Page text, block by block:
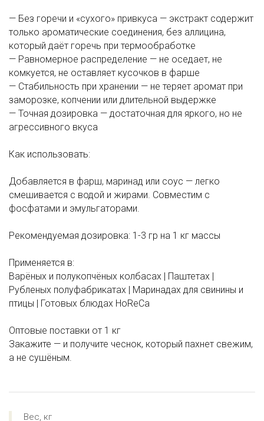
— Без горечи и «сухого» привкуса — экстракт содержит
только ароматические соединения, без аллицина,
который даёт горечь при термообработке
— Равномерное распределение — не оседает, не
комкуется, не оставляет кусочков в фарше
— Стабильность при хранении — не теряет аромат при
заморозке, копчении или длительной выдержке
— Точная дозировка — достаточная для яркого, но не
агрессивного вкуса
Как использовать:
Добавляется в фарш, маринад или соус — легко
смешивается с водой и жирами. Совместим с
фосфатами и эмульгаторами.
Рекомендуемая дозировка: 1-3 гр на 1 кг массы
Применяется в:
Варёных и полукопчёных колбасах | Паштетах |
Рубленых полуфабрикатах | Маринадах для свинины и
птицы | Готовых блюдах HoReCa
Оптовые поставки от 1 кг
Закажите — и получите чеснок, который пахнет свежим,
а не сушёным.
Вес, кг